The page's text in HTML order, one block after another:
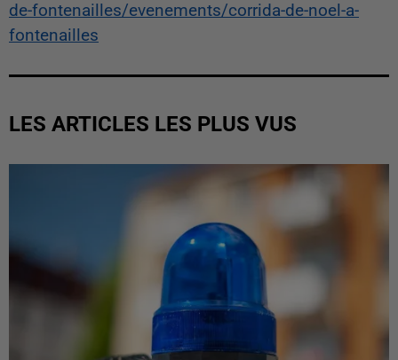
de-fontenailles/evenements/corrida-de-noel-a-
fontenailles
LES ARTICLES LES PLUS VUS